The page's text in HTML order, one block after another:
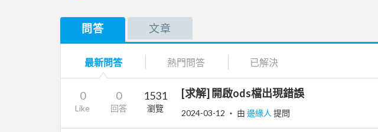
問答 文章
最新問答 熱門問答 已解決
0
Like
0
回答
1531
瀏覽
[求解] 開啟ods檔出現錯誤
2024-03-12 ‧ 由 邊緣人 提問